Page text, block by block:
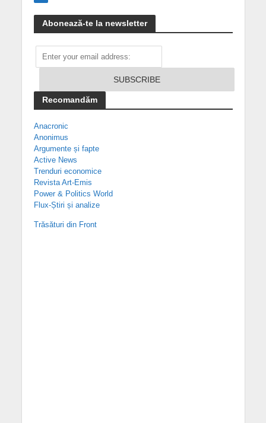
Abonează-te la newsletter
Recomandăm
Anacronic
Anonimus
Argumente și fapte
Active News
Trenduri economice
Revista Art-Emis
Power & Politics World
Flux-Știri și analize
Trăsături din Front